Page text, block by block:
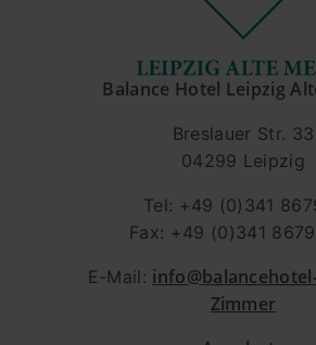
Balance Hotel Leipzig
Breslauer Str. 33
04299 Leipzig
Tel: +49 (0)341
Fax: +49 (0)341
E-Mail:
Zimmer